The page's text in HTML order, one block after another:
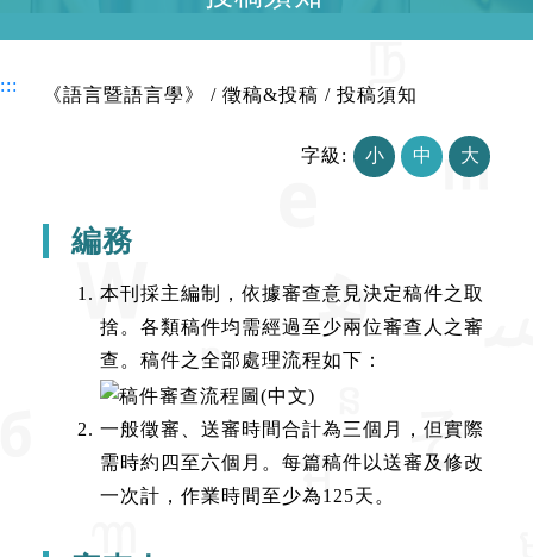
::: 《語言暨語言學》 / 徵稿&投稿 / 投稿須知
字級: 小 中 大
編務
本刊採主編制，依據審查意見決定稿件之取
捨。各類稿件均需經過至少兩位審查人之審
查。稿件之全部處理流程如下：
一般徵審、送審時間合計為三個月，但實際
需時約四至六個月。每篇稿件以送審及修改
一次計，作業時間至少為125天。